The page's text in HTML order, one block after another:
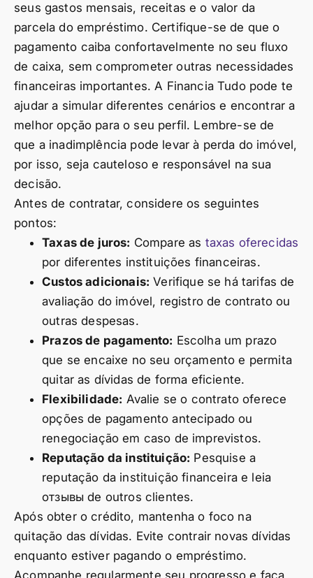
seus gastos mensais, receitas e o valor da
parcela do empréstimo. Certifique-se de que o
pagamento caiba confortavelmente no seu fluxo
de caixa, sem comprometer outras necessidades
financeiras importantes. A Financia Tudo pode te
ajudar a simular diferentes cenários e encontrar a
melhor opção para o seu perfil. Lembre-se de
que a inadimplência pode levar à perda do imóvel,
por isso, seja cauteloso e responsável na sua
decisão.
Antes de contratar, considere os seguintes
pontos:
Taxas de juros: Compare as taxas oferecidas
por diferentes instituições financeiras.
Custos adicionais: Verifique se há tarifas de
avaliação do imóvel, registro de contrato ou
outras despesas.
Prazos de pagamento: Escolha um prazo
que se encaixe no seu orçamento e permita
quitar as dívidas de forma eficiente.
Flexibilidade: Avalie se o contrato oferece
opções de pagamento antecipado ou
renegociação em caso de imprevistos.
Reputação da instituição: Pesquise a
reputação da instituição financeira e leia
отзывы de outros clientes.
Após obter o crédito, mantenha o foco na
quitação das dívidas. Evite contrair novas dívidas
enquanto estiver pagando o empréstimo.